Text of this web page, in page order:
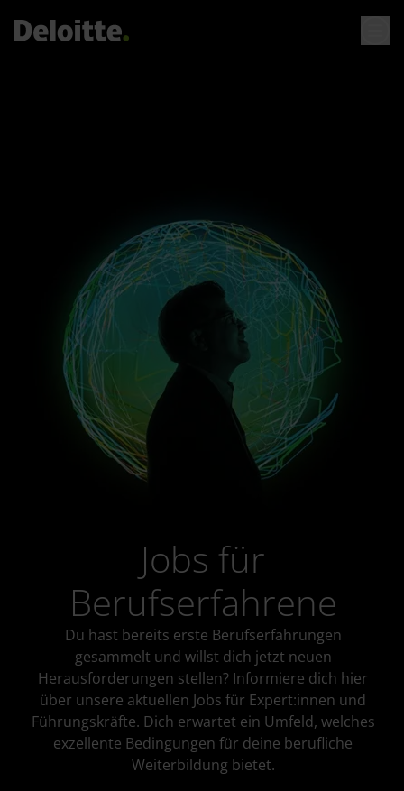
Jobs für
Berufserfahrene
Du hast bereits erste Berufserfahrungen
gesammelt und willst dich jetzt neuen
Herausforderungen stellen? Informiere dich hier
über unsere aktuellen Jobs für Expert:innen und
Führungskräfte. Dich erwartet ein Umfeld, welches
exzellente Bedingungen für deine berufliche
Weiterbildung bietet.